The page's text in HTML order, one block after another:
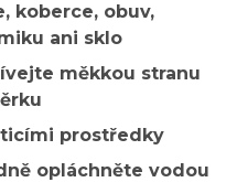
koberce, obuv,
ani sklo
měkkou stranu
prostředky
opláchněte vodou